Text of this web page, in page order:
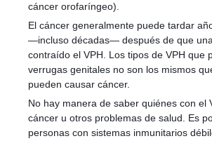
cáncer orofaríngeo).
El cáncer generalmente puede tardar
—incluso décadas— después de que
contraído el VPH. Los tipos de VPH que
verrugas genitales no son los mismos
pueden causar cáncer.
No hay manera de saber quiénes con el
cáncer u otros problemas de salud. Es
personas con sistemas inmunitarios